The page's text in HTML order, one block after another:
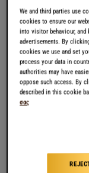
ΕΝΤΑΣΗ8
ΣΥΣΚΕΥΑΣΙΑ
Η
We and third parties use
cookies to ensure our
into visitor behaviour,
advertisements. By
cookies we use and set
process your data in
authorities may have
oppose such access. By
described in this cookie
σας